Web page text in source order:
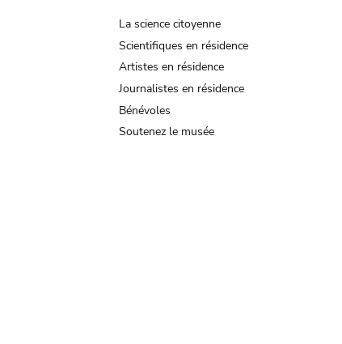
La science citoyenne
Scientifiques en résidence
Artistes en résidence
Journalistes en résidence
Bénévoles
Soutenez le musée